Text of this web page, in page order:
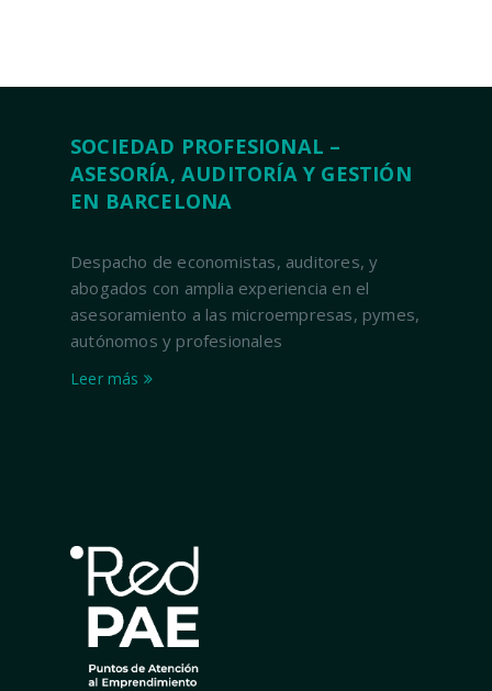
SOCIEDAD PROFESIONAL –
ASESORÍA, AUDITORÍA Y GESTIÓN
EN BARCELONA
Despacho de economistas, auditores, y
abogados con amplia experiencia en el
asesoramiento a las microempresas, pymes,
autónomos y profesionales
Leer más